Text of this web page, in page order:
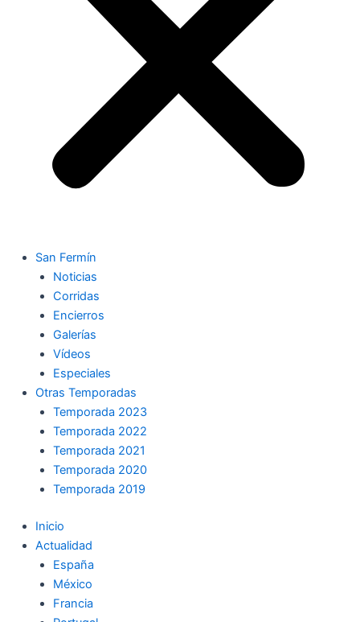
San Fermín
Noticias
Corridas
Encierros
Galerías
Vídeos
Especiales
Otras Temporadas
Temporada 2023
Temporada 2022
Temporada 2021
Temporada 2020
Temporada 2019
Inicio
Actualidad
España
México
Francia